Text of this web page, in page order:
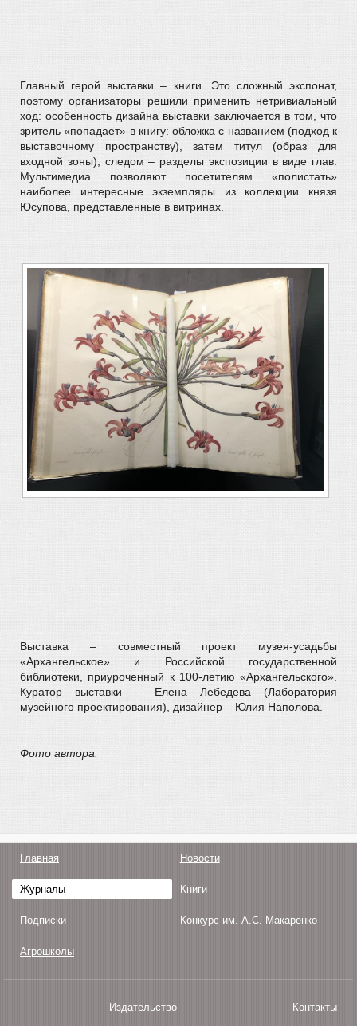
Главный герой выставки – книги. Это сложный экспонат,
поэтому организаторы решили применить нетривиальный
ход: особенность дизайна выставки заключается в том, что
зритель «попадает» в книгу: обложка с названием (подход к
выставочному пространству), затем титул (образ для
входной зоны), следом – разделы экспозиции в виде глав.
Мультимедиа позволяют посетителям «полистать»
наиболее интересные экземпляры из коллекции князя
Юсупова, представленные в витринах.
Выставка – совместный проект музея-усадьбы
«Архангельское» и Российской государственной
библиотеки, приуроченный к 100-летию «Архангельского».
Куратор выставки – Елена Лебедева (Лаборатория
музейного проектирования), дизайнер – Юлия Наполова.
Фото автора.
Главная Новости
Журналы Книги
Подписки Конкурс им. А.С. Макаренко
Агрошколы
Издательство Контакты